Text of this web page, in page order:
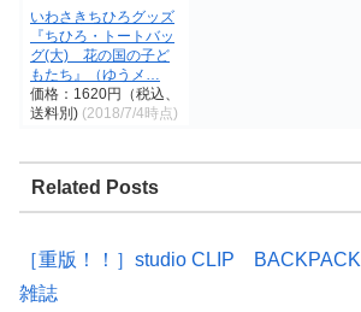
いわさきちひろグッズ
『ちひろ・トートバッ
グ(大) 花の国の子ど
もたち』（ゆうメ…
価格：1620円（税込、
送料別) (2018/7/4時点)
Related Posts
［重版！！］studio CLIP
雑誌